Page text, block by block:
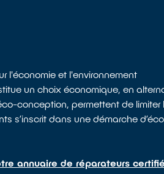
l'économie et l'environnement
un choix économique, en
conception, permettent de
s’inscrit dans une démarche
annuaire de réparateurs